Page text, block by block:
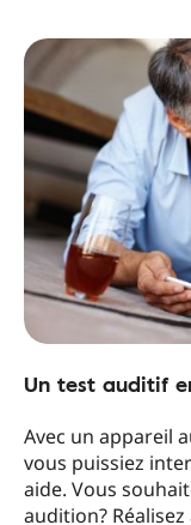
Un test auditif
Avec un appareil
vous puissiez
aide. Vous
audition? Réalisez